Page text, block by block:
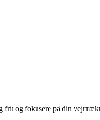
frit og fokusere på din